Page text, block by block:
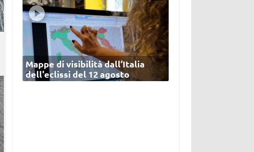
Mappe di visibilità dall’Italia
dell'eclissi del 12 agosto